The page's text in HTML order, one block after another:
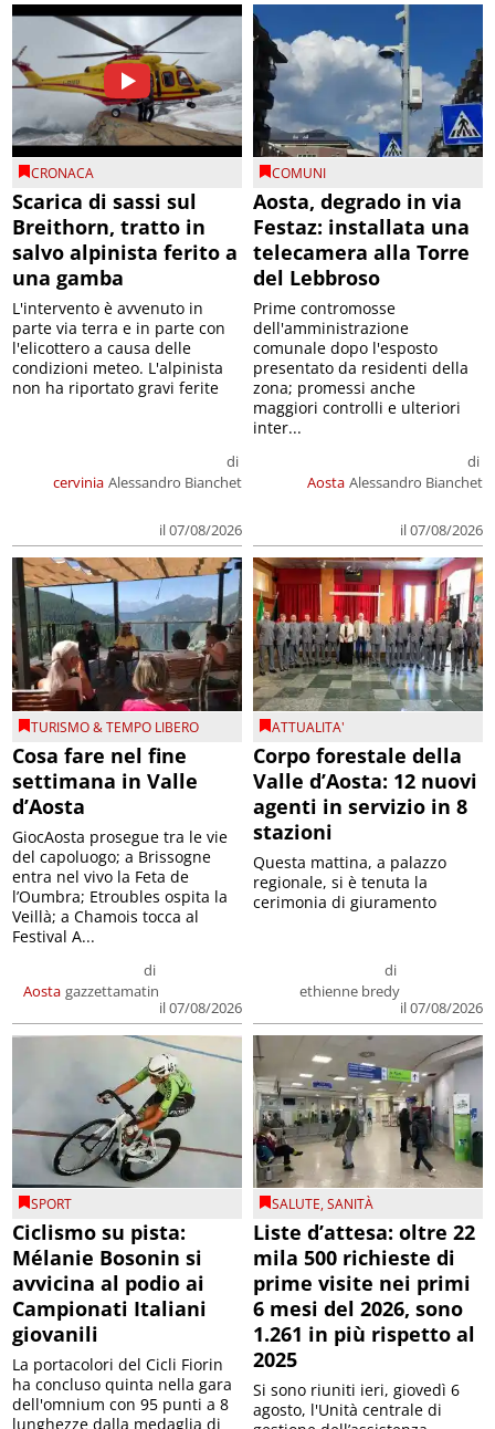
CRONACA
Scarica di sassi sul
Breithorn, tratto in
salvo alpinista ferito a
una gamba
cervinia
di
Alessandro Bianchet
il 07/08/2026
L'intervento è avvenuto in
parte via terra e in parte con
l'elicottero a causa delle
condizioni meteo. L'alpinista
non ha riportato gravi ferite
COMUNI
Aosta, degrado in via
Festaz: installata una
telecamera alla Torre
del Lebbroso
Aosta
di
Alessandro Bianchet
il 07/08/2026
Prime contromosse
dell'amministrazione
comunale dopo l'esposto
presentato da residenti della
zona; promessi anche
maggiori controlli e ulteriori
inter...
TURISMO & TEMPO LIBERO
Cosa fare nel fine
settimana in Valle
d’Aosta
Aosta
di
gazzettamatin
il 07/08/2026
GiocAosta prosegue tra le vie
del capoluogo; a Brissogne
entra nel vivo la Feta de
l’Oumbra; Etroubles ospita la
Veillà; a Chamois tocca al
Festival A...
ATTUALITA'
Corpo forestale della
Valle d’Aosta: 12 nuovi
agenti in servizio in 8
stazioni
di
ethienne bredy
il 07/08/2026
Questa mattina, a palazzo
regionale, si è tenuta la
cerimonia di giuramento
SPORT
Ciclismo su pista:
Mélanie Bosonin si
avvicina al podio ai
Campionati Italiani
giovanili
La portacolori del Cicli Fiorin
ha concluso quinta nella gara
dell'omnium con 95 punti a 8
lunghezze dalla medaglia di
SALUTE,SANITÀ
Liste d’attesa: oltre 22
mila 500 richieste di
prime visite nei primi
6 mesi del 2026, sono
1.261 in più rispetto al
2025
Si sono riuniti ieri, giovedì 6
agosto, l'Unità centrale di